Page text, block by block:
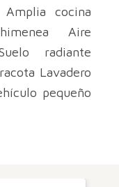
cocina
Aire
radiante
Lavadero
pequeño